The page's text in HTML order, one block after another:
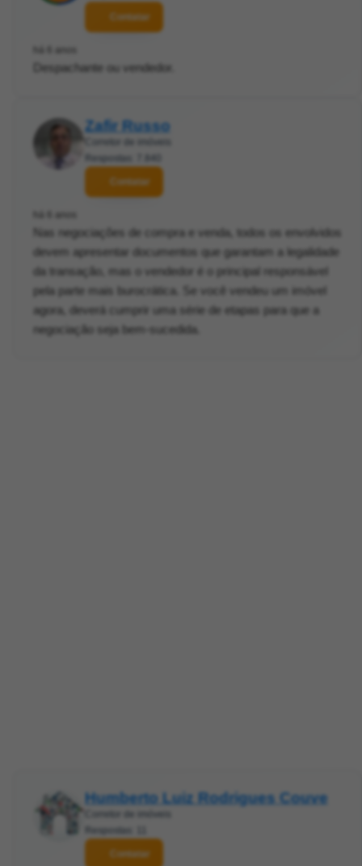
Contatar
há 6 anos
Despachante ou vendedor.
Zafir Russo
Corretor de imóveis
Respostas: 7.840
Contatar
há 6 anos
Nas negociações de compra e venda, todos os envolvidos
devem apresentar documentos que garantam a legalidade
da transação, mas o vendedor é o principal responsável
pela parte mais burocrática. Se você vendeu um imóvel
agora, deverá cumprir uma série de etapas para que a
negociação seja bem-sucedida.
Humberto Luiz Rodrigues Couve
Corretor de imóveis
Respostas: 11
Contatar